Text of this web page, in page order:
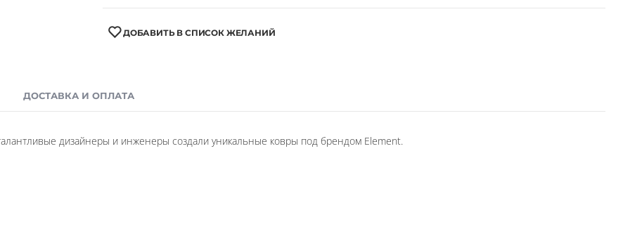
ДОБАВИТЬ В СПИСОК ЖЕЛАНИЙ
ДОСТАВКА И ОПЛАТА
дизайнеры и инженеры создали уникальные ковры под брендом Element.